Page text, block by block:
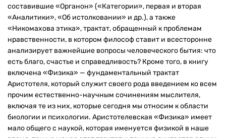
составившие «Органон» («Категории», первая и вторая
«Аналитики», «Об истолковании» и др.), а также
«Никомахова этика», трактат, обращенный к проблемам
нравственности, в котором философ ставит и всесторонне
анализирует важнейшие вопросы человеческого бытия: что
есть благо, счастье и справедливость? Кроме того, в книгу
включена «Физика» — фундаментальный трактат
Аристотеля, который служит своего рода введением ко всем
прочим естественно-научным сочинениям мыслителя,
включая те из них, которые сегодня мы относим к области
биологии и психологии. Аристотелевская «Физика» имеет
мало общего с наукой, которая именуется физикой в наше